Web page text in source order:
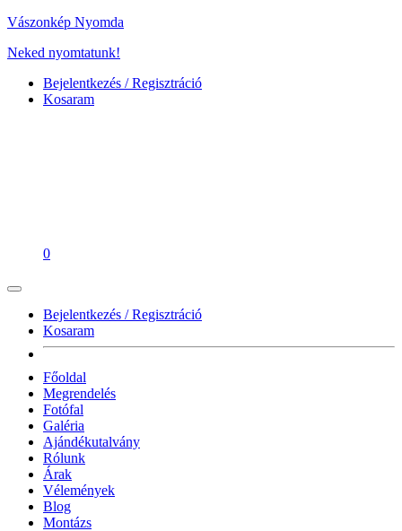
Vászonkép Nyomda
Neked nyomtatunk!
Bejelentkezés / Regisztráció
Kosaram
0
Bejelentkezés / Regisztráció
Kosaram
Főoldal
Megrendelés
Fotófal
Galéria
Ajándékutalvány
Rólunk
Árak
Vélemények
Blog
Montázs